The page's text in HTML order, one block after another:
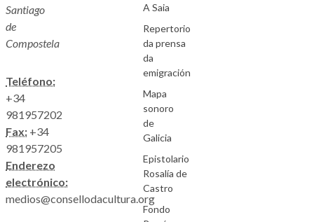
Santiago
de
Compostela
Teléfono:
+34
981957202
Fax: +34
981957205
Enderezo
electrónico:
medios@consellodacultura.org
A Saia
Repertorio
da prensa
da
emigración
Mapa
sonoro
de
Galicia
Epistolario
Rosalía de
Castro
Fondo